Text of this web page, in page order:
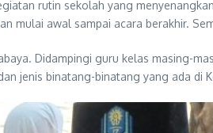
rutin sekolah yang
mulai awal sampai acara berakhir.
Didampingi guru kelas masing-
jenis binatang-binatang yang ada di